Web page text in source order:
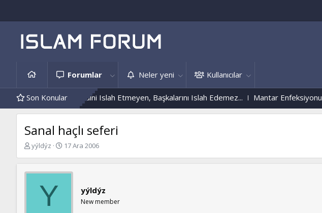
Forumlar Neler yeni Kullanıcılar
Son Konular
Örnekleri Kendini Islah Etmeyen, Başkalarını Islah Edemez... Mantar Enfeksiyonu Nedir?
Sanal haçlı seferi
K
b
yýldýz
B
l
17 Ara 2006
Y yýldýz
New member